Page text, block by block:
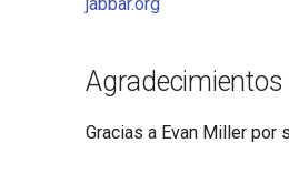
Agradecimientos
Gracias a Evan Miller por